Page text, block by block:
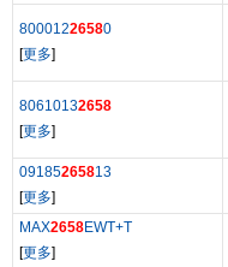
80001226580
[更多]
80610132658
[更多]
09185265813
[更多]
MAX2658EWT+T
[更多]